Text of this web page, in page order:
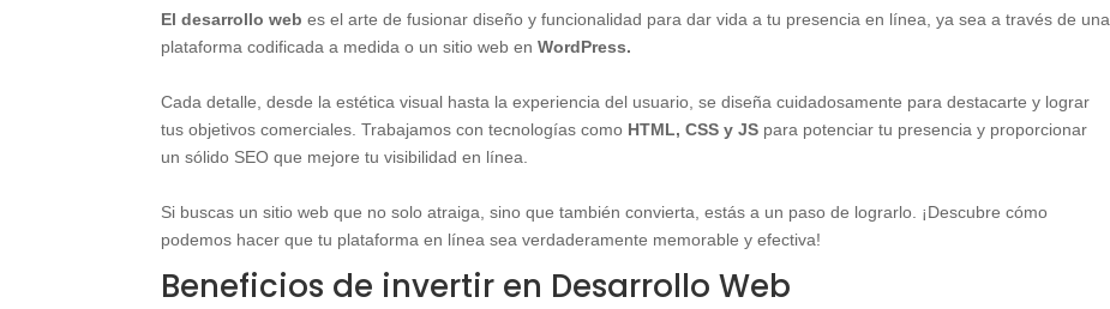
El desarrollo web es el arte de fusionar diseño y funcionalidad para dar vida a tu presencia en línea, ya sea a través de una
plataforma codificada a medida o un sitio web en WordPress.
Cada detalle, desde la estética visual hasta la experiencia del usuario, se diseña cuidadosamente para destacarte y lograr
tus objetivos comerciales. Trabajamos con tecnologías como HTML, CSS y JS para potenciar tu presencia y proporcionar
un sólido SEO que mejore tu visibilidad en línea.
Si buscas un sitio web que no solo atraiga, sino que también convierta, estás a un paso de lograrlo. ¡Descubre cómo
podemos hacer que tu plataforma en línea sea verdaderamente memorable y efectiva!
Beneficios de invertir en Desarrollo Web